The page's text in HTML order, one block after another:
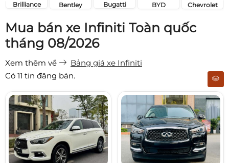
Brilliance Bentley Bugatti BYD Chevrolet
Mua bán xe Infiniti Toàn quốc
tháng 08/2026
Xem thêm về
Bảng giá xe Infiniti
Có 11 tin đăng bán.